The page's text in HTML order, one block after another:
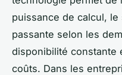
puissance de calcul,
passante selon les
disponibilité constante
coûts. Dans les